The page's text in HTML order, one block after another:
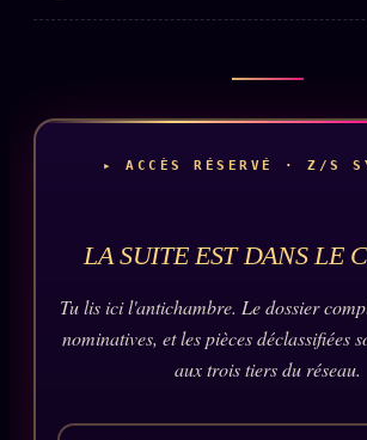
Oracle z/S
Oracle Éclair
Oracle Couples
Oracle Famille
▸ ACCÈS RÉSERVÉ · Z/S
LA SUITE EST DANS LE
Tu lis ici l'antichambre. Le dossier
nominatives, et les pièces déclassifiées
aux trois tiers du réseau.